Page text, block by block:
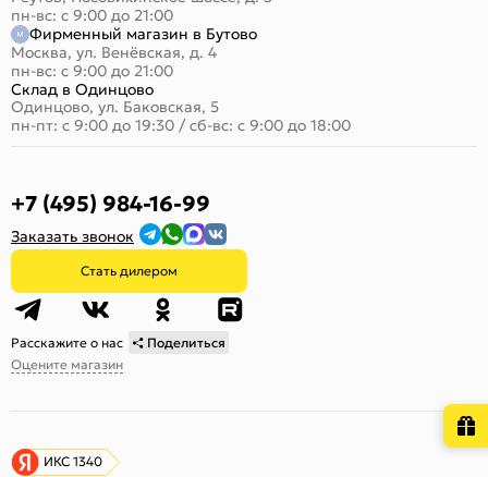
пн-вс: с 9:00 до 21:00
Фирменный магазин в Бутово
Москва, ул. Венёвская, д. 4
пн-вс: с 9:00 до 21:00
Склад в Одинцово
Одинцово, ул. Баковская, 5
пн-пт: с 9:00 до 19:30 / сб-вс: с 9:00 до 18:00
+7 (495) 984-16-99
Заказать звонок
Стать дилером
Расскажите о нас
Поделиться
Оцените магазин
ИКС 1340